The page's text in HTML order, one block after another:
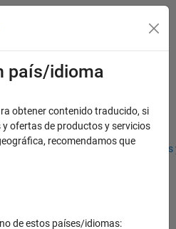
Oficinas locales
país/idioma
obtener contenido traducido, si
ofertas de productos y servicios
recomendamos que
de estos países/idiomas: